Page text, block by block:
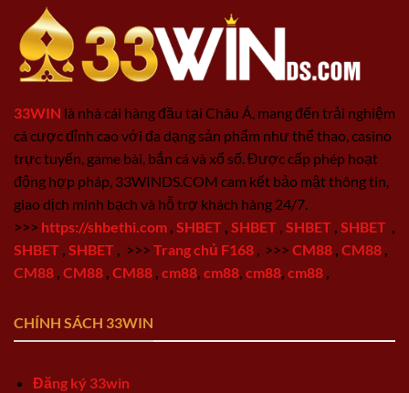
33WIN là nhà cái hàng đầu tại Châu Á, mang đến trải nghiệm
cá cược đỉnh cao với đa dạng sản phẩm như thể thao, casino
trực tuyến, game bài, bắn cá và xổ số. Được cấp phép hoạt
động hợp pháp, 33WINDS.COM cam kết bảo mật thông tin,
giao dịch minh bạch và hỗ trợ khách hàng 24/7.
>>> https://shbethi.com SHBET SHBET SHBET SHBET
SHBET SHBET >>> Trang chủ F168 >>> CM88 CM88
CM88 CM88 CM88 cm88 cm88 cm88 cm88
CHÍNH SÁCH 33WIN
Đăng ký 33win